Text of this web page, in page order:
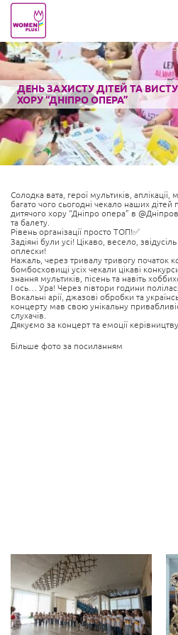
ДЕНЬ ЗАХИСТУ ДІТЕЙ ТА
ХОРУ “ДНІПРО ОПЕРА”
Солодка вата, герої мультиків,
багато чого сьогодні чекало наших
дитячого хору “Дніпро опера” в
та балету.
Рівень організації просто ТОП!✅
Задіяні були усі! Цікаво, весело,
оплески!
Нажаль, через тривалу тривогу початок
бомбосховищі усіх чекали цікаві
знання мультиків, пісень та навіть
І ось… Ура! Через півтори години
Вокальні арії, джазові обробки та
концерту мав свою унікальну
слухачів.
Дякуємо за концерт та емоції
Більше фото за посиланням